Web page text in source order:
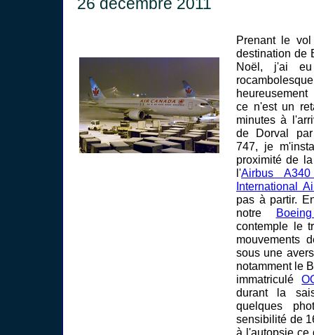
26 décembre 2011
Prenant le
destination de
Noël, j'ai
ce n'est un
minutes à
de Dorval
747, je
proximité de
l'Airbus
International
pas à partir.
notre
contemple le
mouvements
sous une
notamment le
immatriculé
durant la
quelques
sensibilité de
à l'autopsie ce